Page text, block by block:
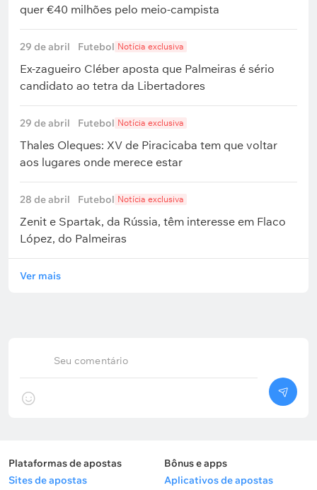
quer €40 milhões pelo meio-campista
29 de abril Futebol Notícia exclusiva
Ex-zagueiro Cléber aposta que Palmeiras é sério
candidato ao tetra da Libertadores
29 de abril Futebol Notícia exclusiva
Thales Oleques: XV de Piracicaba tem que voltar
aos lugares onde merece estar
28 de abril Futebol Notícia exclusiva
Zenit e Spartak, da Rússia, têm interesse em Flaco
López, do Palmeiras
Ver mais
Seu comentário
Plataformas de apostas
Sites de apostas
Bônus e apps
Aplicativos de apostas